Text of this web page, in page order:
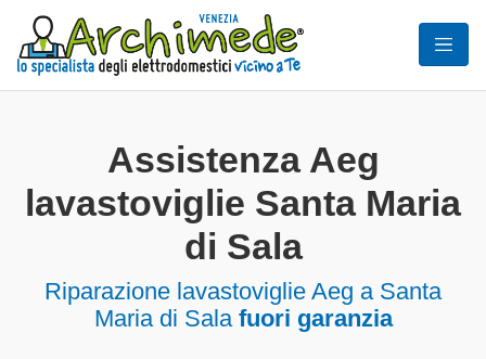
Assistenza Aeg
lavastoviglie Santa Maria
di Sala
Riparazione lavastoviglie Aeg a Santa
Maria di Sala fuori garanzia